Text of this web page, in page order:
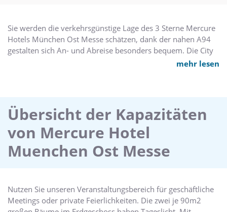
Sie werden die verkehrsgünstige Lage des 3 Sterne Mercure
Hotels München Ost Messe schätzen, dank der nahen A94
gestalten sich An- und Abreise besonders bequem. Die City
erreichen Sie in 20 Minuten mit dem Auto. Noch kürzer ist
Das Hotel hat 167 klimatisierte Komfort Zimmer mit
kostenlosem Wi-Fi.
mehr lesen
Übersicht der Kapazitäten
von Mercure Hotel
Muenchen Ost Messe
Nutzen Sie unseren Veranstaltungsbereich für geschäftliche
Meetings oder private Feierlichkeiten. Die zwei je 90m2